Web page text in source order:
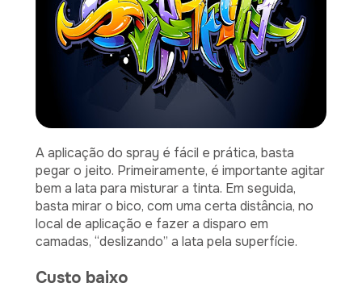
A aplicação do spray é fácil e prática, basta
pegar o jeito. Primeiramente, é importante agitar
bem a lata para misturar a tinta. Em seguida,
basta mirar o bico, com uma certa distância, no
local de aplicação e fazer a disparo em
camadas, “deslizando” a lata pela superfície.
Custo baixo